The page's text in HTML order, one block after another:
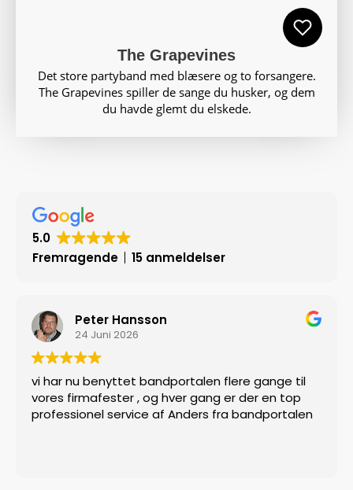
The Grapevines
Det store partyband med blæsere og to forsangere.
The Grapevines spiller de sange du husker, og dem
du havde glemt du elskede.
5.0
Fremragende
15 anmeldelser
flere gange til
er der en top
fra bandportalen
Janni Fugl Rasmussen
Fantastisk god service og
kundekontakt. Alt i alt er vi
tilfredse.